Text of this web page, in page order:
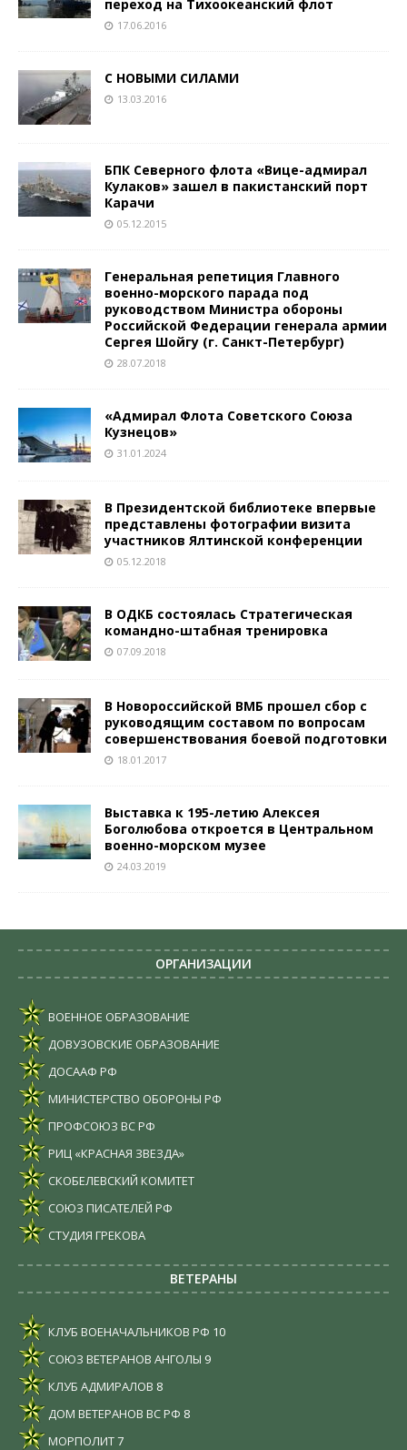
переход на Тихоокеанский флот
17.06.2016
С НОВЫМИ СИЛАМИ
13.03.2016
БПК Северного флота «Вице-адмирал
Кулаков» зашел в пакистанский порт
Карачи
05.12.2015
Генеральная репетиция Главного
военно-морского парада под
руководством Министра обороны
Российской Федерации генерала армии
Сергея Шойгу (г. Санкт-Петербург)
28.07.2018
«Адмирал Флота Советского Союза
Кузнецов»
31.01.2024
В Президентской библиотеке впервые
представлены фотографии визита
участников Ялтинской конференции
05.12.2018
В ОДКБ состоялась Стратегическая
командно-штабная тренировка
07.09.2018
В Новороссийской ВМБ прошел сбор с
руководящим составом по вопросам
совершенствования боевой подготовки
18.01.2017
Выставка к 195-летию Алексея
Боголюбова откроется в Центральном
военно-морском музее
24.03.2019
ОРГАНИЗАЦИИ
ВОЕННОЕ ОБРАЗОВАНИЕ
ДОВУЗОВСКИЕ ОБРАЗОВАНИЕ
ДОСААФ РФ
МИНИСТЕРСТВО ОБОРОНЫ РФ
ПРОФСОЮЗ ВС РФ
РИЦ «КРАСНАЯ ЗВЕЗДА»
СКОБЕЛЕВСКИЙ КОМИТЕТ
СОЮЗ ПИСАТЕЛЕЙ РФ
СТУДИЯ ГРЕКОВА
ВЕТЕРАНЫ
КЛУБ ВОЕНАЧАЛЬНИКОВ РФ 10
СОЮЗ ВЕТЕРАНОВ АНГОЛЫ 9
КЛУБ АДМИРАЛОВ 8
ДОМ ВЕТЕРАНОВ ВС РФ 8
МОРПОЛИТ7